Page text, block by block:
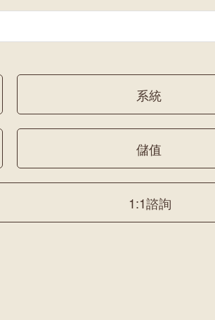
系統
儲值
1:1諮詢